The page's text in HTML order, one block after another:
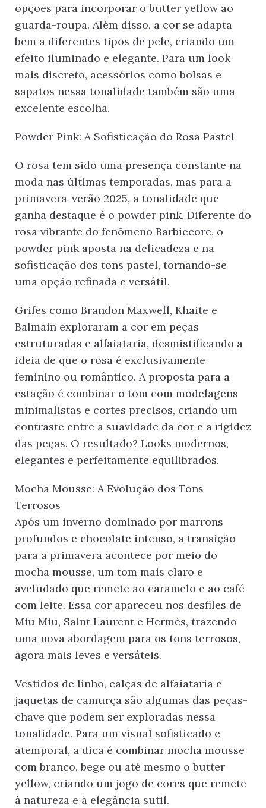
opções para incorporar o butter yellow ao
guarda-roupa. Além disso, a cor se adapta
bem a diferentes tipos de pele, criando um
efeito iluminado e elegante. Para um look
mais discreto, acessórios como bolsas e
sapatos nessa tonalidade também são uma
excelente escolha.
Powder Pink: A Sofisticação do Rosa Pastel
O rosa tem sido uma presença constante na
moda nas últimas temporadas, mas para a
primavera-verão 2025, a tonalidade que
ganha destaque é o powder pink. Diferente do
rosa vibrante do fenômeno Barbiecore, o
powder pink aposta na delicadeza e na
sofisticação dos tons pastel, tornando-se
uma opção refinada e versátil.
Grifes como Brandon Maxwell, Khaite e
Balmain exploraram a cor em peças
estruturadas e alfaiataria, desmistificando a
ideia de que o rosa é exclusivamente
feminino ou romântico. A proposta para a
estação é combinar o tom com modelagens
minimalistas e cortes precisos, criando um
contraste entre a suavidade da cor e a rigidez
das peças. O resultado? Looks modernos,
elegantes e perfeitamente equilibrados.
Mocha Mousse: A Evolução dos Tons
Terrosos
Após um inverno dominado por marrons
profundos e chocolate intenso, a transição
para a primavera acontece por meio do
mocha mousse, um tom mais claro e
aveludado que remete ao caramelo e ao café
com leite. Essa cor apareceu nos desfiles de
Miu Miu, Saint Laurent e Hermès, trazendo
uma nova abordagem para os tons terrosos,
agora mais leves e versáteis.
Vestidos de linho, calças de alfaiataria e
jaquetas de camurça são algumas das peças-
chave que podem ser exploradas nessa
tonalidade. Para um visual sofisticado e
atemporal, a dica é combinar mocha mousse
com branco, bege ou até mesmo o butter
yellow, criando um jogo de cores que remete
à natureza e à elegância sutil.